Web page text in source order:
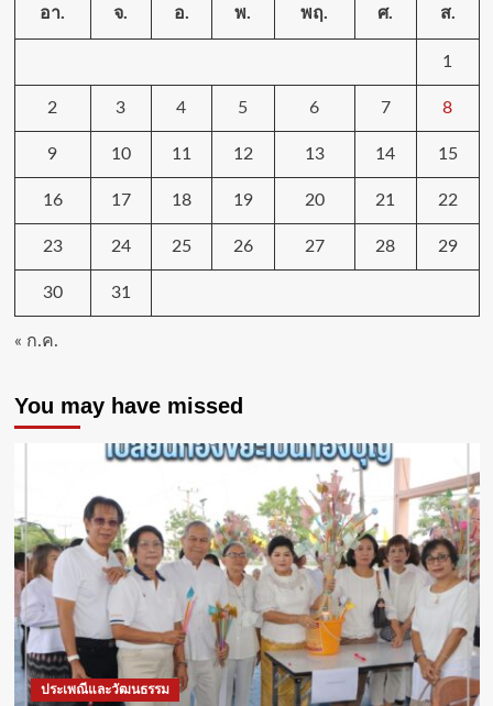
อา. จ. อ. พ. พฤ. ศ. ส.
1
2 3 4 5 6 7 8
9 10 11 12 13 14 15
16 17 18 19 20 21 22
23 24 25 26 27 28 29
30 31
« ก.ค.
You may have missed
ประเพณีและวัฒนธรรม